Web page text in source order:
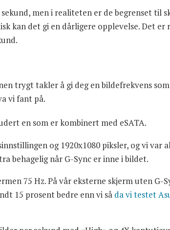
men i realiteten er de begrenset til
kan det gi en dårligere opplevelse. Det
trygt takler å gi deg en bildefrekvens
vi fant på.
en som er kombinert med eSATA.
og 1920x1080 piksler, og vi var
behagelig når G-Sync er inne i bildet.
75 Hz. På vår eksterne skjerm uten G-
15 prosent bedre enn vi så da vi testet